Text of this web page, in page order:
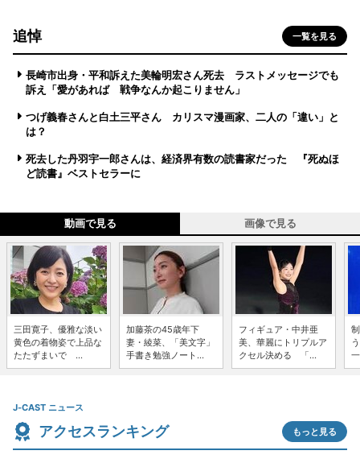
追悼 一覧を見る
長崎市出身・平和訴えた美輪明宏さん死去 ラストメッセージでも
訴え「愛があれば 戦争なんか起こりません」
つげ義春さんと白土三平さん カリスマ漫画家、二人の「違い」と
は？
死去した丹羽宇一郎さんは、経済界有数の読書家だった 『死ぬほ
ど読書』ベストセラーに
動画で見る 画像で見る
三田寛子、優雅な淡い
黄色の着物姿で上品な
たたずまいで ...
加藤茶の45歳年下
妻・綾菜、「美文字」
手書き勉強ノート...
フィギュア・中井亜
美、華麗にトリプルア
クセル決める 「...
J-CAST ニュース
アクセスランキング もっと見る